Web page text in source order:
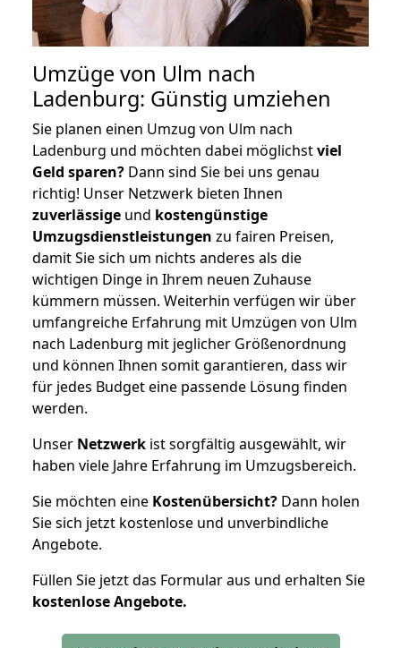
Umzüge von Ulm nach
Ladenburg: Günstig umziehen
Sie planen einen Umzug von Ulm nach
Ladenburg und möchten dabei möglichstviel
Geld sparen? Dann sind Sie bei uns genau
richtig! Unser Netzwerk bieten Ihnen
zuverlässige und kostengünstige
Umzugsdienstleistungen zu fairen Preisen,
damit Sie sich um nichts anderes als die
wichtigen Dinge in Ihrem neuen Zuhause
kümmern müssen. Weiterhin verfügen wir über
umfangreiche Erfahrung mit Umzügen von Ulm
nach Ladenburg mit jeglicher Größenordnung
und können Ihnen somit garantieren, dass wir
für jedes Budget eine passende Lösung finden
werden.
Unser Netzwerk ist sorgfältig ausgewählt, wir
haben viele Jahre Erfahrung im Umzugsbereich.
Sie möchten eine Kostenübersicht? Dann holen
Sie sich jetzt kostenlose und unverbindliche
Angebote.
Füllen Sie jetzt das Formular aus und erhalten Sie
kostenloseAngebote.